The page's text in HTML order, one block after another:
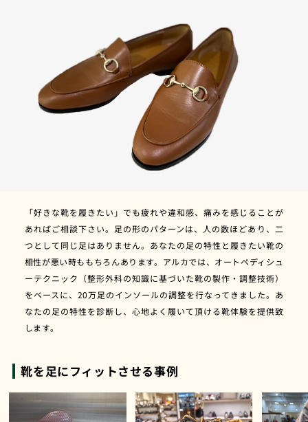
「好きな靴を履きたい」でも疲れや違和感、痛みを感じることが
あればご相談下さい。足の形のパターンは、人の数ほどあり、二
つとして同じ足はありません。あなたの足の特性と履きたい靴の
相性が悪い時ももちろんあります。アルカでは、オートペディシュ
ーテクニック（整形外科の知識に基づいた靴の製作・調整技術）
をベースに、20万足のインソールの調整を行なってきました。あ
なたの足の特性を診断し、心地よく履いて頂ける靴体験を提供致
します。
靴を足にフィットさせる事例